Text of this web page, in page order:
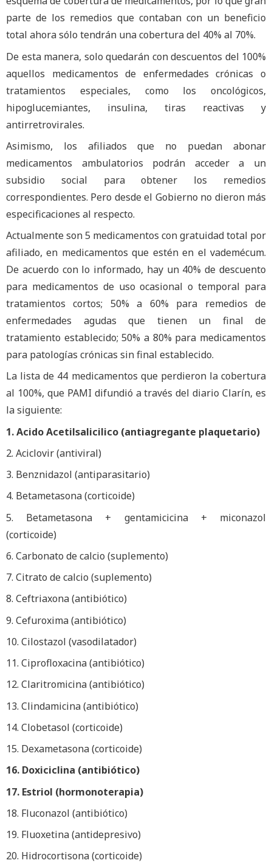
parte de los remedios que contaban con un beneficio
total ahora sólo tendrán una cobertura del 40% al 70%.
De esta manera, solo quedarán con descuentos del 100%
aquellos medicamentos de enfermedades crónicas o
tratamientos especiales, como los oncológicos,
hipoglucemiantes, insulina, tiras reactivas y
antirretrovirales.
Asimismo, los afiliados que no puedan abonar
medicamentos ambulatorios podrán acceder a un
subsidio social para obtener los remedios
correspondientes. Pero desde el Gobierno no dieron más
especificaciones al respecto.
Actualmente son 5 medicamentos con gratuidad total por
afiliado, en medicamentos que estén en el vademécum.
De acuerdo con lo informado, hay un 40% de descuento
para medicamentos de uso ocasional o temporal para
tratamientos cortos; 50% a 60% para remedios de
enfermedades agudas que tienen un final de
tratamiento establecido; 50% a 80% para medicamentos
para patologías crónicas sin final establecido.
La lista de 44 medicamentos que perdieron la cobertura
al 100%, que PAMI difundió a través del diario Clarín, es
la siguiente:
1. Acido Acetilsalicilico (antiagregante plaquetario)
2. Aciclovir (antiviral)
3. Benznidazol (antiparasitario)
4. Betametasona (corticoide)
5. Betametasona + gentamicicina + miconazol
(corticoide)
6. Carbonato de calcio (suplemento)
7. Citrato de calcio (suplemento)
8. Ceftriaxona (antibiótico)
9. Cefuroxima (antibiótico)
10. Cilostazol (vasodilatador)
11. Ciprofloxacina (antibiótico)
12. Claritromicina (antibiótico)
13. Clindamicina (antibiótico)
14. Clobetasol (corticoide)
15. Dexametasona (corticoide)
16. Doxiciclina (antibiótico)
17. Estriol (hormonoterapia)
18. Fluconazol (antibiótico)
19. Fluoxetina (antidepresivo)
20. Hidrocortisona (corticoide)